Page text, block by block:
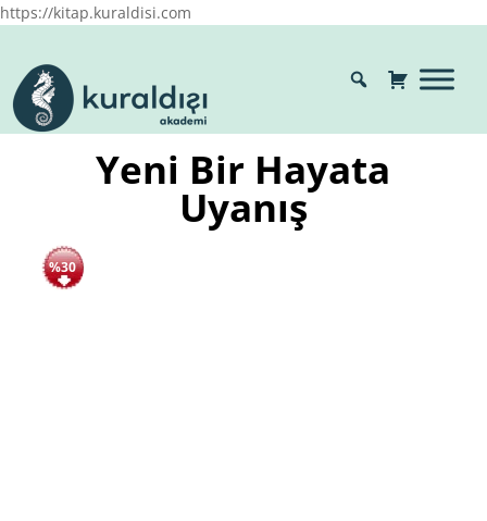
https://kitap.kuraldisi.com
Yeni Bir Hayata
Uyanış
%30